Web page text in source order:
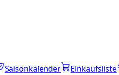
Saisonkalender Einkaufsliste